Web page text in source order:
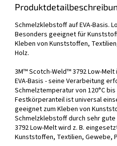
Schmelzklebstoff auf EVA-Basis.
Besonders geeignet für
Kleben von Kunststoffen,
Holz.
3M™ Scotch-Weld™ 3792 Low-
EVA-Basis - seine Verarbeitung
Schmelztemperatur von 120°C
Festkörperanteil ist universal
geeignet zum Kleben von
Schmelzklebstoff durch sehr
3792 Low-Melt wird z. B.
Kunststoffen, Textilien, Gewebe,